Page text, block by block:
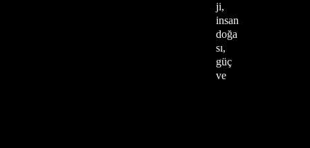
ji,
insan
doğa
sı,
güç
ve